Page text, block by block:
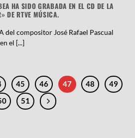
HA SIDO GRABADA EN EL CD DE LA
DE RTVE MÚSICA.
del compositor José Rafael Pascual
el [...]
45 46 47 48
49
51